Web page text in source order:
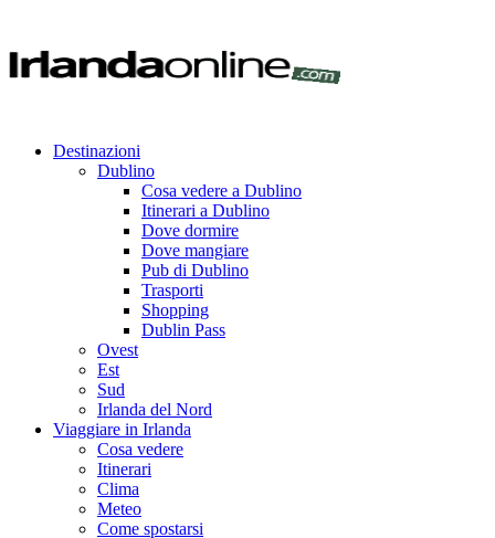
Destinazioni
Dublino
Cosa vedere a Dublino
Itinerari a Dublino
Dove dormire
Dove mangiare
Pub di Dublino
Trasporti
Shopping
Dublin Pass
Ovest
Est
Sud
Irlanda del Nord
Viaggiare in Irlanda
Cosa vedere
Itinerari
Clima
Meteo
Come spostarsi